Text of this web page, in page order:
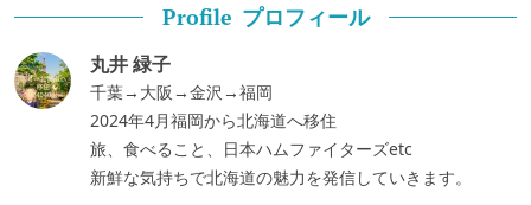
Profile プロフィール
丸井 緑子
千葉→大阪→金沢→福岡
2024年4月福岡から北海道へ移住
旅、食べること、日本ハムファイターズetc
新鮮な気持ちで北海道の魅力を発信していきます。